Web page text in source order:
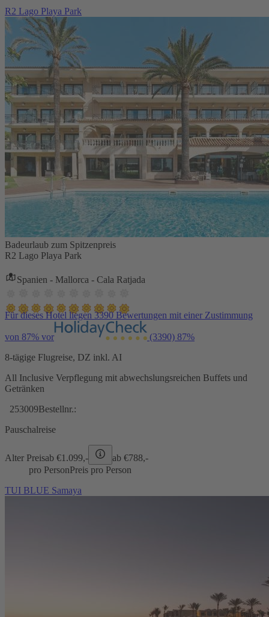
R2 Lago Playa Park
Badeurlaub zum Spitzenpreis
R2 Lago Playa Park
Spanien - Mallorca - Cala Ratjada
Für dieses Hotel liegen 3390 Bewertungen mit einer Zustimmung
von 87% vor (3390) 87%
8-tägige Flugreise, DZ inkl. AI
All Inclusive Verpflegung mit abwechslungsreichen Buffets und
Getränken
253009Bestellnr.:
Pauschalreise
Alter Preisab €1.099,- ab €788,-
pro PersonPreis pro Person
TUI BLUE Samaya